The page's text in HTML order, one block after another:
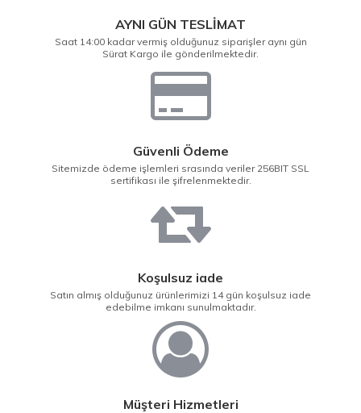
AYNI GÜN TESLİMAT
Saat 14:00 kadar vermiş olduğunuz siparişler aynı gün
Sürat Kargo ile gönderilmektedir.
Güvenli Ödeme
Sitemizde ödeme işlemleri srasında veriler 256BIT SSL
sertifikası ile şifrelenmektedir.
Koşulsuz iade
Satın almış olduğunuz ürünlerimizi 14 gün koşulsuz iade
edebilme imkanı sunulmaktadır.
Müşteri Hizmetleri